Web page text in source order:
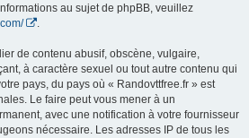
au sujet de phpBB, veuillez
de contenu abusif, obscène, vulgaire,
à caractère sexuel ou tout autre contenu qui
pays, du pays où « Randovttfree.fr » est
Le faire peut vous mener à un
avec une notification à votre fournisseur
nécessaire. Les adresses IP de tous les